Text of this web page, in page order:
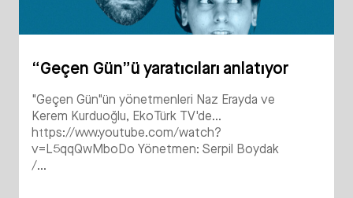
“Geçen Gün”ü yaratıcıları anlatıyor
"Geçen Gün"ün yönetmenleri Naz Erayda ve
Kerem Kurduoğlu, EkoTürk TV'de...
https://www.youtube.com/watch?
v=L5qqQwMboDo Yönetmen: Serpil Boydak
/...